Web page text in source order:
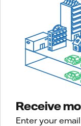
Receive
Enter your